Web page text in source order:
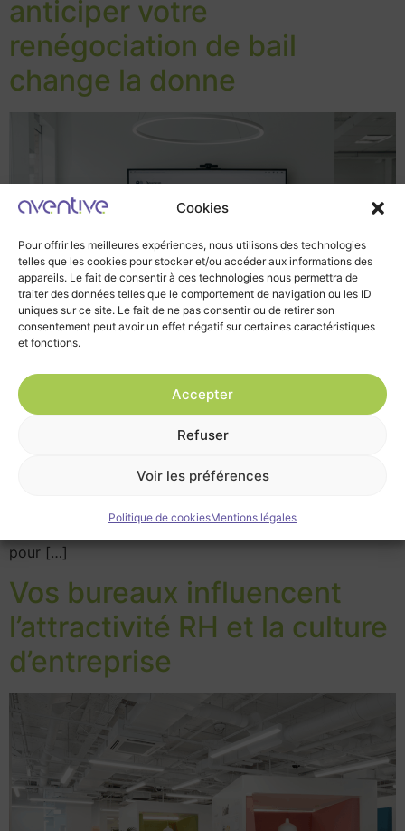
Cookies
Pour offrir les meilleures expériences, nous utilisons des technologies
telles que les cookies pour stocker et/ou accéder aux informations des
appareils. Le fait de consentir à ces technologies nous permettra de
traiter des données telles que le comportement de navigation ou les ID
uniques sur ce site. Le fait de ne pas consentir ou de retirer son
consentement peut avoir un effet négatif sur certaines caractéristiques
et fonctions.
Accepter
Refuser
Voir les préférences
Politique de cookiesMentions légales
anticiper votre
renégociation de bail
change la donne
Dans un paysage immobilier bousculé par la montée
incertitudes économiques, la renégociation de bail
stratégique. Longtemps perçue comme un acte défensif
– un réflexe de survie plutôt qu’un geste de
gouvernance – elle devient aujourd’hui un outil majeur
pour […]
Vos bureaux influencent
l’attractivité RH et la culture
d’entreprise